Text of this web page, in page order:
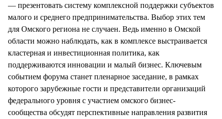
— презентовать систему комплексной поддержки субъектов
малого и среднего предпринимательства. Выбор этих тем
для Омского региона не случаен. Ведь именно в Омской
области можно наблюдать, как в комплексе выстраивается
кластерная и инвестиционная политика, как
поддерживаются инновации и малый бизнес. Ключевым
событием форума станет пленарное заседание, в рамках
которого зарубежные гости и представители организаций
федерального уровня с участием омского бизнес-
сообщества обсудят перспективные направления развития